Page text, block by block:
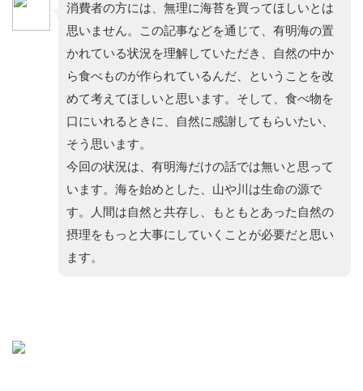
消費者の方には、無理に海苔を買ってほしいとは
思いません。この記事などを通じて、有明海の置
かれている状況を理解していただき、自然の中か
ら食べものが作られているんだ、ということを改
めて考えてほしいと思います。そして、食べ物を
口にいれるときに、自然に感謝してもらいたい、
そう思います。
今回の状況は、有明海だけの話では無いと思って
います。海を始めとした、山や川は生命の源で
す。人間は自然と共存し、もともとあった自然の
摂理をもっと大事にしていくことが必要だと思い
ます。